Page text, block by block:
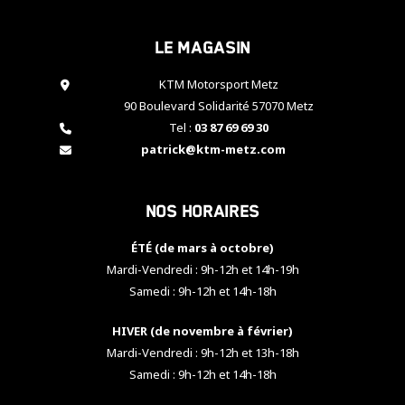
Le magasin
KTM Motorsport Metz
90 Boulevard Solidarité 57070 Metz
Tel : 03 87 69 69 30
patrick@ktm-metz.com
Nos horaires
ÉTÉ (de mars à octobre)
Mardi-Vendredi : 9h-12h et 14h-19h
Samedi : 9h-12h et 14h-18h
HIVER (de novembre à février)
Mardi-Vendredi : 9h-12h et 13h-18h
Samedi : 9h-12h et 14h-18h
fonctionnalités
du site web.
Marketing
votre
lorsque vous
visitez notre
site, vous
augmentez les
voir apparaître
des contenus
et des offres